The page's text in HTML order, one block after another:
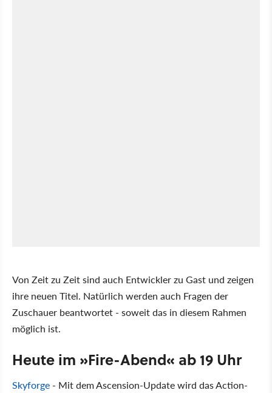
Von Zeit zu Zeit sind auch Entwickler zu Gast und zeigen
ihre neuen Titel. Natürlich werden auch Fragen der
Zuschauer beantwortet - soweit das in diesem Rahmen
möglich ist.
Heute im »Fire-Abend« ab 19 Uhr
Skyforge - Mit dem Ascension-Update wird das Action-